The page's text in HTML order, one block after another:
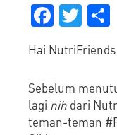
Hai
Sebelum
lagi nih dari
teman-teman